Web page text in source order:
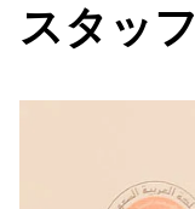
スタッフ